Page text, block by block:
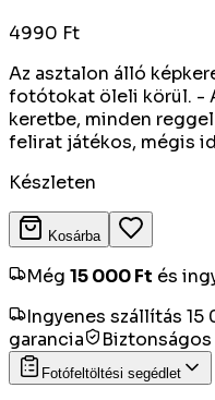
4990 Ft
Az asztalon álló
fotótokat öleli körül. -
keretbe, minden
felirat játékos, mégis
Készleten
Kosárba
Még 15 000Ft és
Ingyenes szállítás
garancia
Fotófeltöltési segédlet